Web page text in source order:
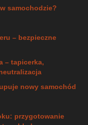
samochodzie?
– bezpieczne
– tapicerka,
nowy samochód
przygotowanie